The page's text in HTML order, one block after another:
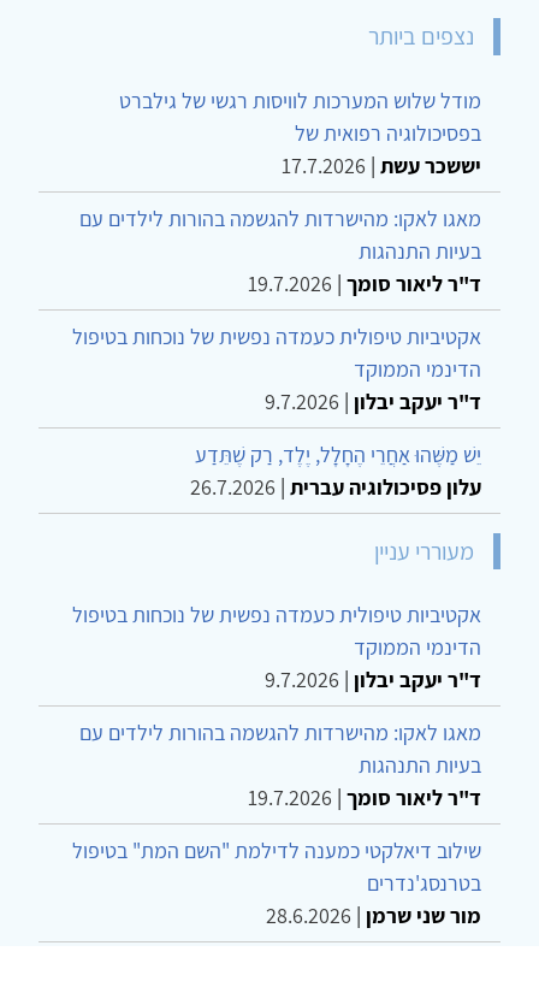
נצפים ביותר
מודל שלוש המערכות לוויסות רגשי של גילברט
בפסיכולוגיה רפואית של
יששכר עשת |
17.7.2026
מאגו לאקו: מהישרדות להגשמה בהורות לילדים עם
בעיות התנהגות
ד"ר ליאור סומך |
19.7.2026
אקטיביות טיפולית כעמדה נפשית של נוכחות בטיפול
הדינמי הממוקד
ד"ר יעקב יבלון |
9.7.2026
יֵשׁ מַשֶּׁהוּ אַחֲרֵי הֶחָלָל, יֶלֶד, רַק שֶׁתֵּדַע
עלון פסיכולוגיה עברית |
26.7.2026
מעוררי עניין
אקטיביות טיפולית כעמדה נפשית של נוכחות בטיפול
הדינמי הממוקד
ד"ר יעקב יבלון |
9.7.2026
מאגו לאקו: מהישרדות להגשמה בהורות לילדים עם
בעיות התנהגות
ד"ר ליאור סומך |
19.7.2026
שילוב דיאלקטי כמענה לדילמת "השם המת" בטיפול
בטרנסג'נדרים
מור שני שרמן |
28.6.2026